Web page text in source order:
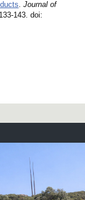
. Journal of
143. doi: